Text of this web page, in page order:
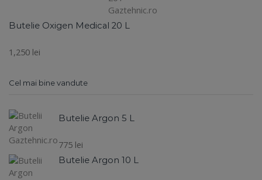
Butelie Oxigen Medical 20 L
1,250 lei
Cel mai bine vandute
Butelie Argon 5 L
775 lei
Butelie Argon 10 L